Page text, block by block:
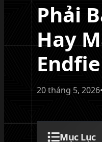
Phải
Hay
20 tháng 5, 2026•
Mục Lục